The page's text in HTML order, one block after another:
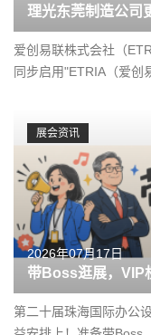
理光东莞制造公司
爱创易联株式会社（
同步启用"ETRIA（爱创
展会资讯
2026年07月17日
带Boss逛展，VIP
第二十届珠海国际办公